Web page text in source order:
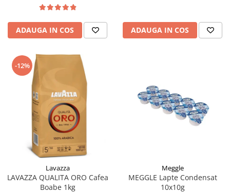
ADAUGA IN COS ADAUGA IN COS
-12%
Lavazza
LAVAZZA QUALITA ORO Cafea
Boabe 1kg
Meggle
MEGGLE Lapte Condensat
10x10g